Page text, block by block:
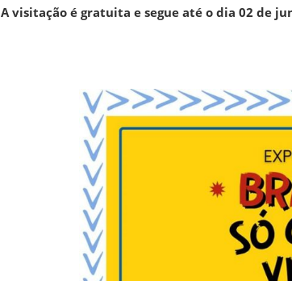
A visitação é gratuita e segue até o dia 02 de